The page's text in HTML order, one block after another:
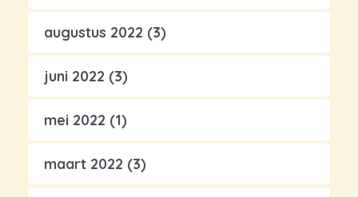
augustus 2022 (3)
juni 2022 (3)
mei 2022 (1)
maart 2022 (3)